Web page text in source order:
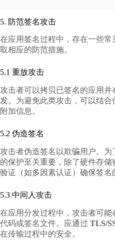
5. 防范签名攻击
在应用签名过程中，存在一些
取相应的防范措施。
5.1 重放攻击
攻击者可以拷贝已签名的应用并
发。为避免此类攻击，可以结
附加信息。
5.2 伪造签名
攻击者伪造签名以欺骗用户。为
的保护至关重要，除了硬件存
验证（如多因素认证）确保签名
5.3 中间人攻击
在应用分发过程中，攻击者可能
代码或签名文件。应通过 TLS/
在传输过程中的安全。